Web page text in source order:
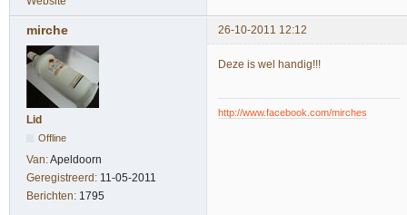
mirche 26-10-2011 12:12
Lid
Offline
Van:Apeldoorn
Geregistreerd: 11-05-2011
Berichten: 1795
Deze is wel handig!!!
http://www.facebook.com/mirches